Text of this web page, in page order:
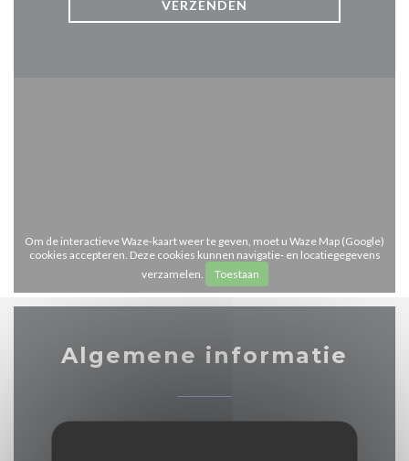
Om de interactieve Waze-kaart weer te geven, moet u Waze Map (Google)
cookies accepteren. Deze cookies kunnen navigatie- en locatiegegevens
verzamelen.
Toestaan
Algemene informatie